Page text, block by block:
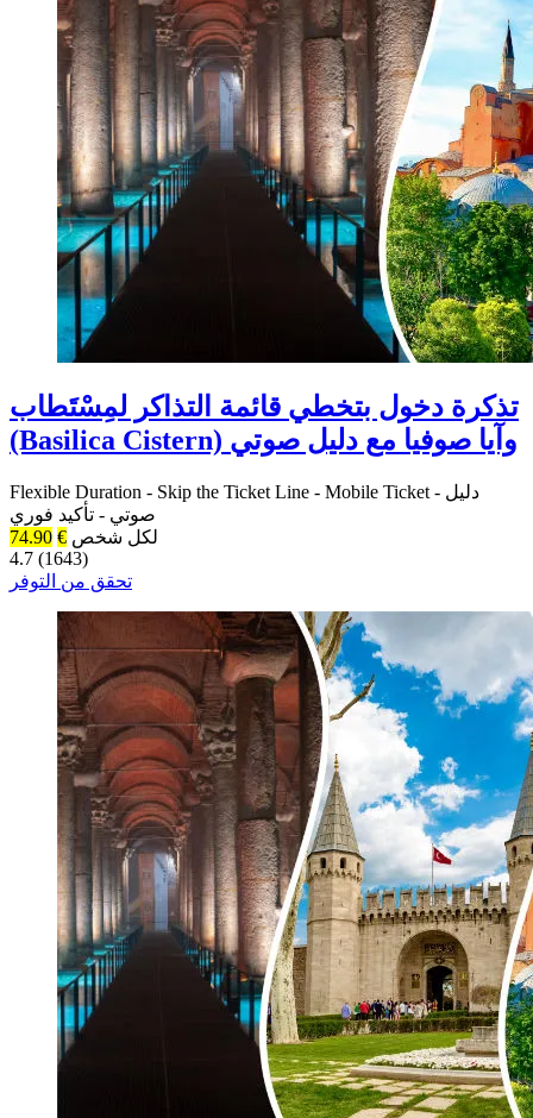
تذكرة دخول بتخطي قائمة التذاكر لمِسْتَطاب
(Basilica Cistern) وآيا صوفيا مع دليل صوتي
Flexible Duration - Skip the Ticket Line - Mobile Ticket - دليل
صوتي - تأكيد فوري
لكل شخص €
74.90
4.7 (1643)
تحقق من التوفر